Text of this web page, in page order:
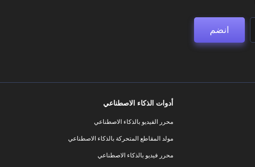
انضم
أدوات الذكاء الاصطناعي
محرر الفيديو بالذكاء الاصطناعي
مولد المقاطع المتحركة بالذكاء الاصطناعي
محرر فيديو بالذكاء الاصطناعي